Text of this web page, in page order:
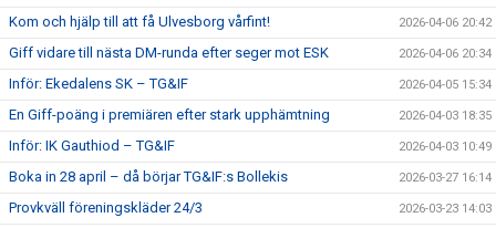
Kom och hjälp till att få Ulvesborg vårfint! 2026-04-06 20:42
Giff vidare till nästa DM-runda efter seger mot ESK 2026-04-06 20:34
Inför: Ekedalens SK – TG&IF 2026-04-05 15:34
En Giff-poäng i premiären efter stark upphämtning 2026-04-03 18:35
Inför: IK Gauthiod – TG&IF 2026-04-03 10:49
Boka in 28 april – då börjar TG&IF:s Bollekis 2026-03-27 16:14
Provkväll föreningskläder 24/3 2026-03-23 14:03